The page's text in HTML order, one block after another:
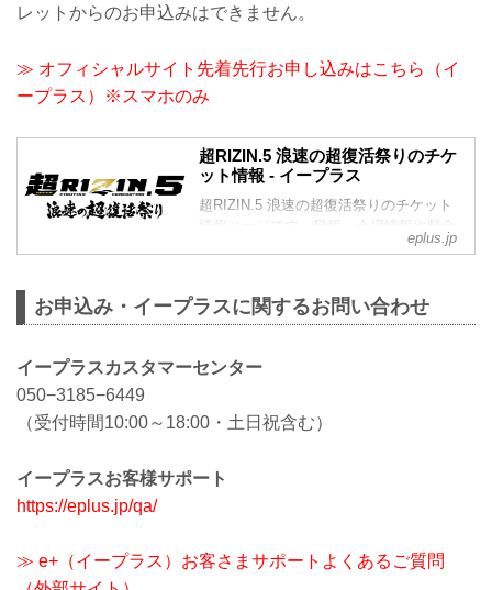
レットからのお申込みはできません。
≫ オフィシャルサイト先着先行お申し込みはこちら（イ
ープラス）※スマホのみ
超RIZIN.5 浪速の超復活祭りのチケ
ット情報 - イープラス
超RIZIN.5 浪速の超復活祭りのチケット
情報ページです。日程、会場情報や料金
を確認し、チケットの簡単オンライン予
eplus.jp
お申込み・イープラスに関するお問い合わせ
イープラスカスタマーセンター
050−3185−6449
（受付時間10:00～18:00・土日祝含む）
イープラスお客様サポート
https://eplus.jp/qa/
≫ e+（イープラス）お客さまサポートよくあるご質問